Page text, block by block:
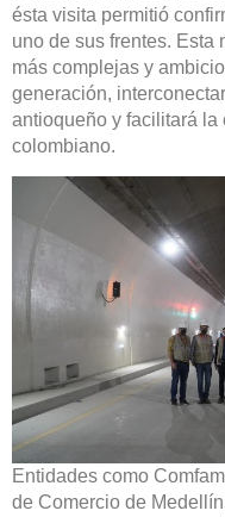
ésta visita permitió
uno de sus frentes. Esta
más complejas y
generación,
antioqueño y facilitará
colombiano.
Entidades como
de Comercio de